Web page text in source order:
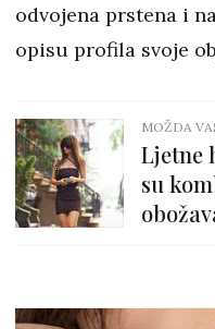
odvojena prstena i
opisu profila svoje
MOŽDA
Ljetne
su